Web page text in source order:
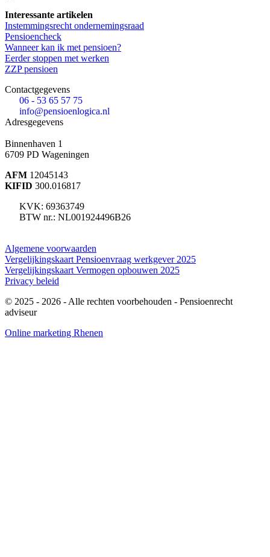
Interessante artikelen
Instemmingsrecht ondernemingsraad
Pensioencheck
Wanneer kan ik met pensioen?
Eerder stoppen met werken
ZZP pensioen
Contactgegevens
06 - 53 65 57 75
info@pensioenlogica.nl
Adresgegevens
Binnenhaven 1
6709 PD Wageningen
AFM 12045143
KIFID 300.016817
KVK: 69363749
BTW nr.: NL001924496B26
Algemene voorwaarden
Vergelijkingskaart Pensioenvraag werkgever 2025
Vergelijkingskaart Vermogen opbouwen 2025
Privacy beleid
© 2025 - 2026 - Alle rechten voorbehouden - Pensioenrecht
adviseur
Online marketing Rhenen